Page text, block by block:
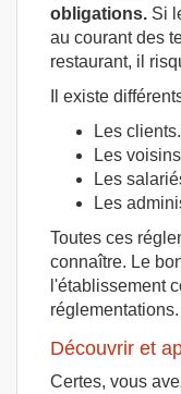
obligations. Si
au courant des
restaurant, il
Il existe
Les clients.
Les
Les
Les
Toutes ces
connaître. Le
l'établissement
réglementations.
Découvrir et
Certes, vous